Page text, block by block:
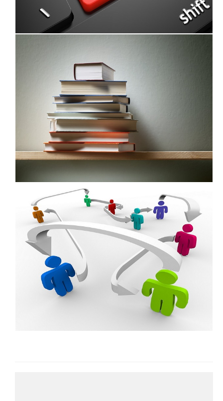
الاهتمامات البحثية
والمجالات المعرفية
الكتب المنشوره